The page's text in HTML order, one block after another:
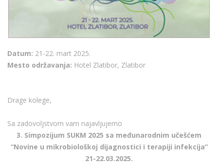
Datum: 21-22. mart 2025.
Mesto održavanja: Hotel Zlatibor, Zlatibor
Drage kolege,
Sa zadovoljstvom vam najavljujemo
3. Simpozijum SUKM 2025 sa međunarodnim učešćem
“Novine u mikrobiološkoj dijagnostici i terapiji infekcija”
21-22.03.2025.